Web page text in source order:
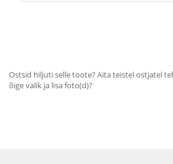
Ostsid hiljuti selle toote? Aita teistel ostjatel
õige valik ja lisa foto(d)?